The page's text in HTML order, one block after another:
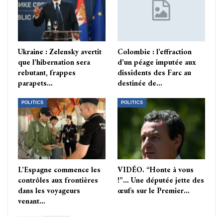
Ukraine : Zelensky avertit
que l’hibernation sera
rebutant, frappes
parapets…
Colombie : l’effraction
d’un péage imputée aux
dissidents des Farc au
destinée de…
POLITICS
L’Espagne commence les
contrôles aux frontières
dans les voyageurs
venant…
POLITICS
VIDÉO. “Honte à vous
!”… Une députée jette des
œufs sur le Premier…